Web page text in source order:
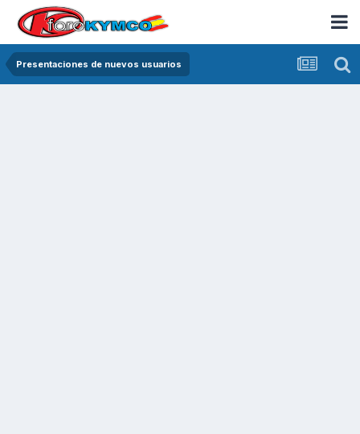
Presentaciones de nuevos usuarios